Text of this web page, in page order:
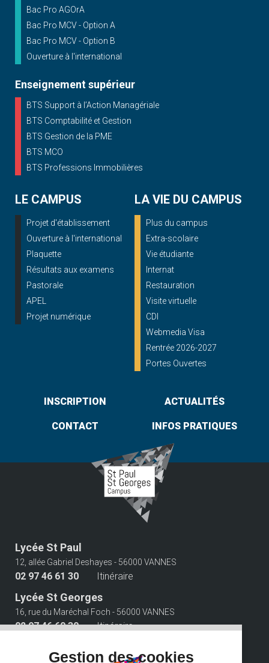
Bac Pro AGOrA
Bac Pro MCV - Option A
Bac Pro MCV - Option B
Ouverture à l'international
Enseignement supérieur
BTS Support à l’Action Managériale
BTS Comptabilité et Gestion
BTS Gestion de la PME
BTS MCO
BTS Professions Immobilières
LE CAMPUS
Projet d'établissement
Ouverture à l'international
Plaquette
Résultats aux examens
Pastorale
APEL
Projet numérique
LA VIE DU CAMPUS
Plus du campus
Extra-scolaire
Vie étudiante
Internat
Restauration
Visite virtuelle
CDI
Webmedia Visa
Rentrée 2026-2027
Portes Ouvertes
INSCRIPTION ACTUALITÉS
CONTACT INFOS PRATIQUES
Lycée St Paul
12, allée Gabriel Deshayes - 56000 VANNES
02 97 46 61 30 Itinéraire
Lycée St Georges
16, rue du Maréchal Foch - 56000 VANNES
02 97 46 60 30 Itinéraire
Gestion des cookies